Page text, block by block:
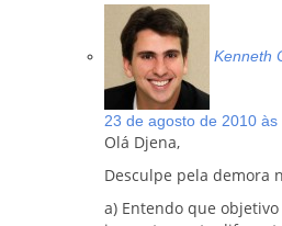
Kenneth
23 de agosto de 2010 às
Olá Djena,
Desculpe pela demora
a) Entendo que